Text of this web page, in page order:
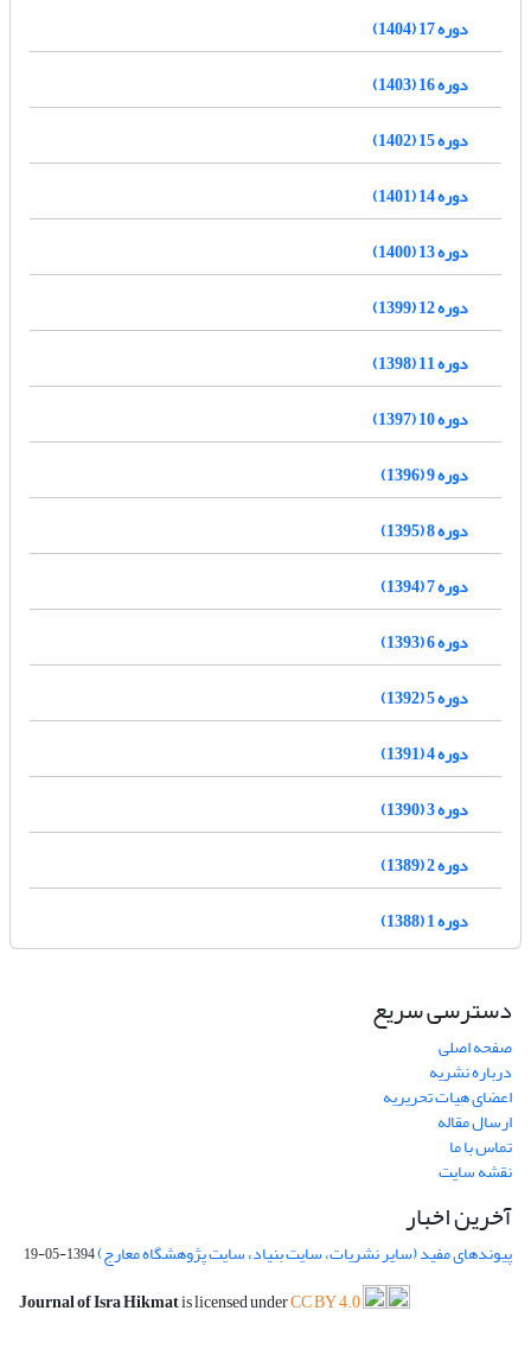
دوره 17 (1404)
دوره 16 (1403)
دوره 15 (1402)
دوره 14 (1401)
دوره 13 (1400)
دوره 12 (1399)
دوره 11 (1398)
دوره 10 (1397)
دوره 9 (1396)
دوره 8 (1395)
دوره 7 (1394)
دوره 6 (1393)
دوره 5 (1392)
دوره 4 (1391)
دوره 3 (1390)
دوره 2 (1389)
دوره 1 (1388)
دسترسی سریع
صفحه اصلی
درباره نشریه
اعضای هیات تحریریه
ارسال مقاله
تماس با ما
نقشه سایت
آخرین اخبار
پیوندهای مفید (سایر نشریات، سایت بنیاد، سایت پژوهشگاه معارج)1394-05-19
Journal of Isra Hikmatis licensed underCC BY 4.0